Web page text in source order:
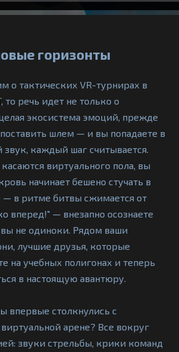
горизонты
о тактических VR-турнирах в
то речь идет не только о
экосистема эмоций, прежде
поставить шлем — и вы попадаете в
каждый шаг считывается.
виртуального пола, вы
начинает бешено стучать в
— в ритме битвы сжимается от
вперед!" — внезапно осознаете
вы не одиноки. Рядом ваши
лучшие друзья, которые
на учебных полигонах и теперь
в настоящую авантюру.
впервые столкнулись с
арене? Все вокруг
звуки стрельбы, крики команд